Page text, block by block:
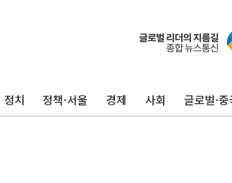
정치 정책·서울 경제 사회 글로벌·중